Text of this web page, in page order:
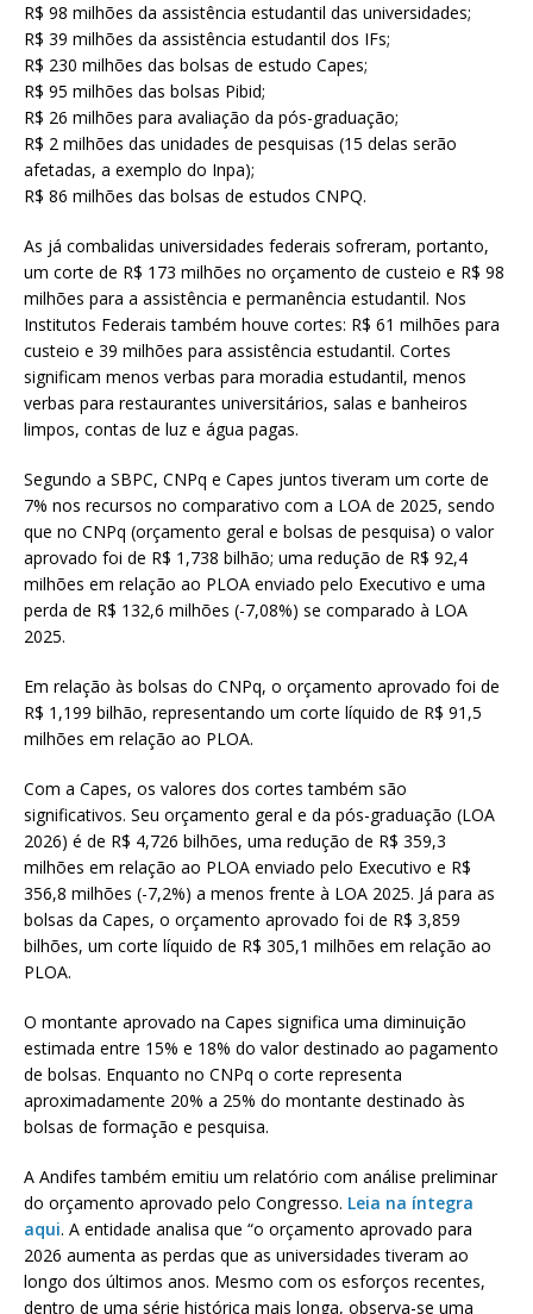
R$ 98 milhões da assistência estudantil das universidades;
R$ 39 milhões da assistência estudantil dos IFs;
R$ 230 milhões das bolsas de estudo Capes;
R$ 95 milhões das bolsas Pibid;
R$ 26 milhões para avaliação da pós-graduação;
R$ 2 milhões das unidades de pesquisas (15 delas serão
afetadas, a exemplo do Inpa);
R$ 86 milhões das bolsas de estudos CNPQ.
As já combalidas universidades federais sofreram, portanto,
um corte de R$ 173 milhões no orçamento de custeio e R$ 98
milhões para a assistência e permanência estudantil. Nos
Institutos Federais também houve cortes: R$ 61 milhões para
custeio e 39 milhões para assistência estudantil. Cortes
significam menos verbas para moradia estudantil, menos
verbas para restaurantes universitários, salas e banheiros
limpos, contas de luz e água pagas.
Segundo a SBPC, CNPq e Capes juntos tiveram um corte de
7% nos recursos no comparativo com a LOA de 2025, sendo
que no CNPq (orçamento geral e bolsas de pesquisa) o valor
aprovado foi de R$ 1,738 bilhão; uma redução de R$ 92,4
milhões em relação ao PLOA enviado pelo Executivo e uma
perda de R$ 132,6 milhões (-7,08%) se comparado à LOA
2025.
Em relação às bolsas do CNPq, o orçamento aprovado foi de
R$ 1,199 bilhão, representando um corte líquido de R$ 91,5
milhões em relação ao PLOA.
Com a Capes, os valores dos cortes também são
significativos. Seu orçamento geral e da pós-graduação (LOA
2026) é de R$ 4,726 bilhões, uma redução de R$ 359,3
milhões em relação ao PLOA enviado pelo Executivo e R$
356,8 milhões (-7,2%) a menos frente à LOA 2025. Já para as
bolsas da Capes, o orçamento aprovado foi de R$ 3,859
bilhões, um corte líquido de R$ 305,1 milhões em relação ao
PLOA.
O montante aprovado na Capes significa uma diminuição
estimada entre 15% e 18% do valor destinado ao pagamento
de bolsas. Enquanto no CNPq o corte representa
aproximadamente 20% a 25% do montante destinado às
bolsas de formação e pesquisa.
A Andifes também emitiu um relatório com análise preliminar
do orçamento aprovado pelo Congresso. Leia na íntegra
aqui. A entidade analisa que “o orçamento aprovado para
2026 aumenta as perdas que as universidades tiveram ao
longo dos últimos anos. Mesmo com os esforços recentes,
dentro de uma série histórica mais longa, observa-se uma